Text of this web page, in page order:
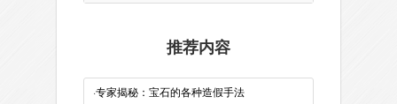
推荐内容
·专家揭秘：宝石的各种造假手法